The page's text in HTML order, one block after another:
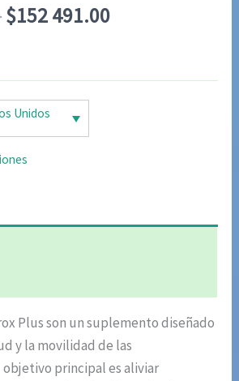
El
original
era:
$304
$152 491.00El
actual
Unidos
Plus son un suplemento diseñado
y la movilidad de las
principal es aliviar